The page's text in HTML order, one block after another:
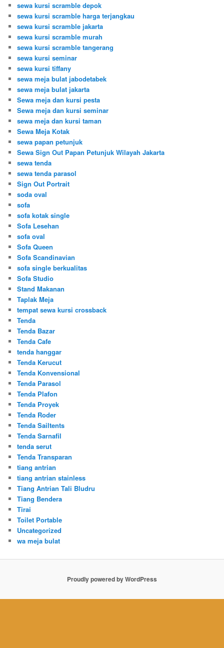
sewa kursi scramble depok
sewa kursi scramble harga terjangkau
sewa kursi scramble jakarta
sewa kursi scramble murah
sewa kursi scramble tangerang
sewa kursi seminar
sewa kursi tiffany
sewa meja bulat jabodetabek
sewa meja bulat jakarta
Sewa meja dan kursi pesta
Sewa meja dan kursi seminar
sewa meja dan kursi taman
Sewa Meja Kotak
sewa papan petunjuk
Sewa Sign Out Papan Petunjuk Wilayah Jakarta
sewa tenda
sewa tenda parasol
Sign Out Portrait
soda oval
sofa
sofa kotak single
Sofa Lesehan
sofa oval
Sofa Queen
Sofa Scandinavian
sofa single berkualitas
Sofa Studio
Stand Makanan
Taplak Meja
tempat sewa kursi crossback
Tenda
Tenda Bazar
Tenda Cafe
tenda hanggar
Tenda Kerucut
Tenda Konvensional
Tenda Parasol
Tenda Plafon
Tenda Proyek
Tenda Roder
Tenda Sailtents
Tenda Sarnafil
tenda serut
Tenda Transparan
tiang antrian
tiang antrian stainless
Tiang Antrian Tali Bludru
Tiang Bendera
Tirai
Toilet Portable
Uncategorized
wa meja bulat
Proudly powered by WordPress